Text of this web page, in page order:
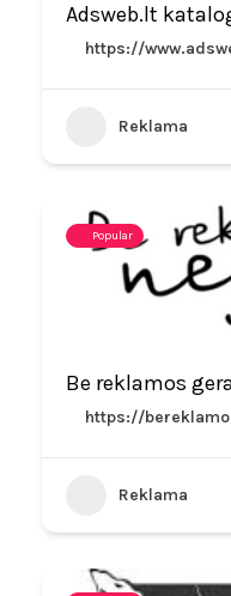
Adsweb.lt
https://
Reklama
Popular
https://
Reklama